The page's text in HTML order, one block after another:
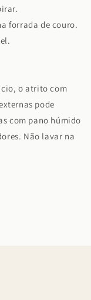
forrada de couro.
o atrito com
pode
com pano húmido
Não lavar na